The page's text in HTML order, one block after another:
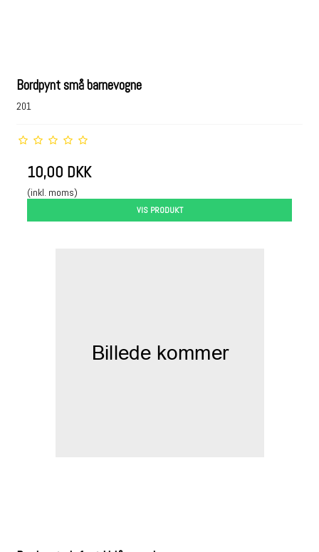
Bordpynt små barnevogne
201
10,00 DKK
(inkl. moms)
VIS PRODUKT